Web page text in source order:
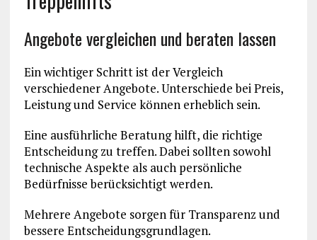
Angebote vergleichen und beraten lassen
Ein wichtiger Schritt ist der Vergleich
verschiedener Angebote. Unterschiede bei Preis,
Leistung und Service können erheblich sein.
Eine ausführliche Beratung hilft, die richtige
Entscheidung zu treffen. Dabei sollten sowohl
technische Aspekte als auch persönliche
Bedürfnisse berücksichtigt werden.
Mehrere Angebote sorgen für Transparenz und
bessere Entscheidungsgrundlagen.